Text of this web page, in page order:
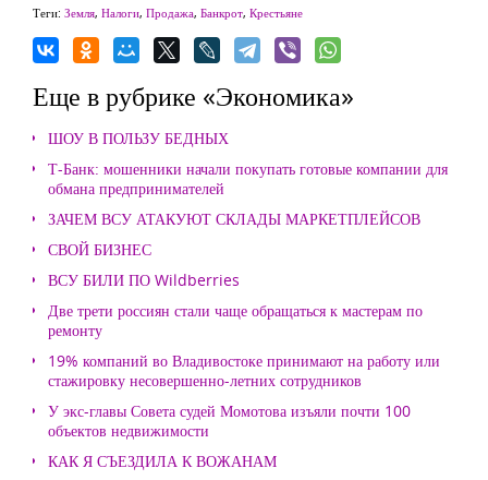
Теги: Земля, Налоги, Продажа, Банкрот, Крестьяне
Еще в рубрике «Экономика»
ШОУ В ПОЛЬЗУ БЕДНЫХ
Т-Банк: мошенники начали покупать готовые компании для
обмана предпринимателей
ЗАЧЕМ ВСУ АТАКУЮТ СКЛАДЫ МАРКЕТПЛЕЙСОВ
СВОЙ БИЗНЕС
ВСУ БИЛИ ПО Wildberries
Две трети россиян стали чаще обращаться к мастерам по
ремонту
19% компаний во Владивостоке принимают на работу или
стажировку несовершенно-летних сотрудников
У экс-главы Совета судей Момотова изъяли почти 100
объектов недвижимости
КАК Я СЪЕЗДИЛА К ВОЖАНАМ